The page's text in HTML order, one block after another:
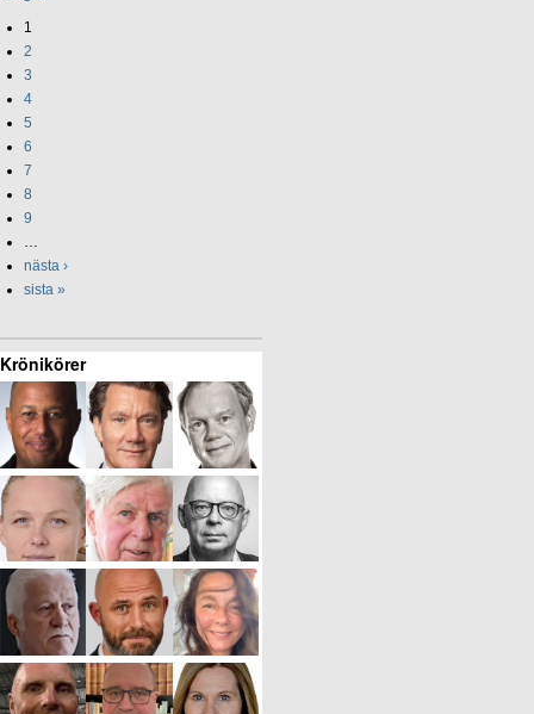
1
2
3
4
5
6
7
8
9
…
nästa ›
sista »
Krönikörer